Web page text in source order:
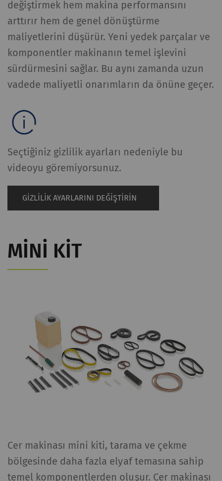
değiştirmek hem makina performansını
arttırır hem de genel dönüştürme
maliyetlerini düşürür. Yeni yedek parçalar ve
komponentler makinanın temel işlevini
sürdürmesini sağlar. Bu aynı zamanda uzun
vadede maliyetli onarımların da önüne geçer.
Seçtiğiniz gizlilik ayarları nedeniyle bu
videoyu göremiyorsunuz.
GIZLILIK AYARLARINI DEĞIŞTIRIN
MINI KIT
Cer makinası mini kiti, tarama ve çekme
bölgesinde daha fazla elyaf temasına sahip
temel komponentlerden oluşur. Cer makinası